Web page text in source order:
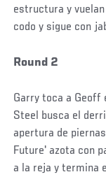
estructura y
codo y sigue con
Round 2
Garry toca a Geoff
Steel busca el
apertura de
Future' azota con
a la reja y termina